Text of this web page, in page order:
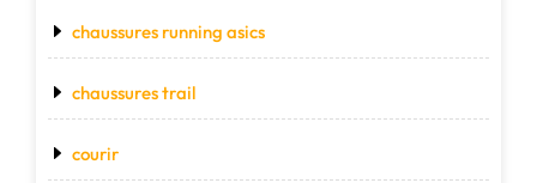
chaussures running asics
chaussures trail
courir